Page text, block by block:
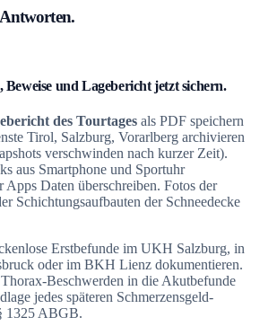
Beweise und Lagebericht jetzt sichern.
des Tourtages als PDF speichern
Tirol, Salzburg, Vorarlberg archivieren
verschwinden nach kurzer Zeit).
aus Smartphone und Sportuhr
Apps Daten überschreiben. Fotos der
Schichtungsaufbauten der Schneedecke
Erstbefunde im UKH Salzburg, in
oder im BKH Lienz dokumentieren.
Beschwerden in die Akutbefunde
jedes späteren Schmerzensgeld-
1325 ABGB.